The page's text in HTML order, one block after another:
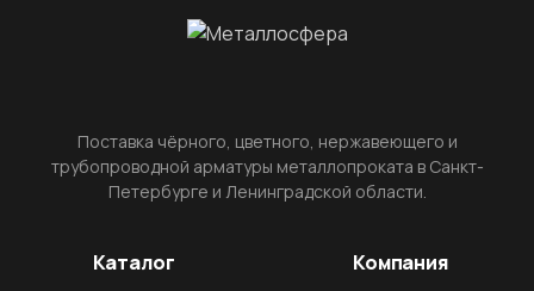
Поставка чёрного, цветного, нержавеющего и
трубопроводной арматуры металлопроката в Санкт-
Петербурге и Ленинградской области.
Каталог Компания